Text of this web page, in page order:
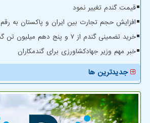
قیمت گندم تغییر نمود
افزایش حجم تجارت بین ایران و پاکستان به رقم 10 میلیارد دلار
خرید تضمینی گندم از ۷ و پنج دهم میلیون تن گذشت
خبر مهم وزیر جهادکشاورزی برای گندمکاران
جدیدترین ها